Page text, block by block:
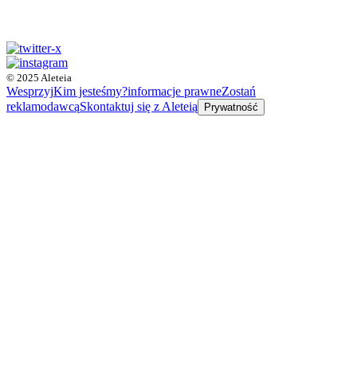
© 2025 Aleteia
WesprzyjKim jesteśmy?informacje prawneZostań
reklamodawcąSkontaktuj się z Aleteią Prywatność